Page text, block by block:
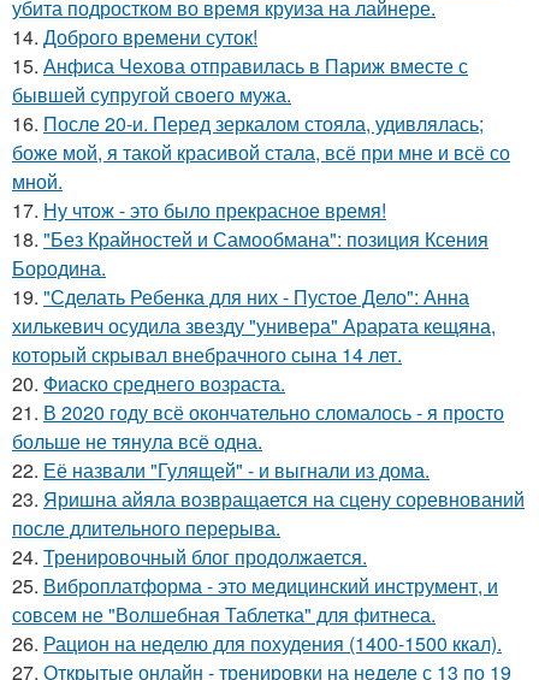
убита подростком во время круиза на лайнере.
14. Доброго времени суток!
15. Анфиса Чехова отправилась в Париж вместе с
бывшей супругой своего мужа.
16. После 20-и. Перед зеркалом стояла, удивлялась;
боже мой, я такой красивой стала, всё при мне и всё со
мной.
17. Ну чтож - это было прекрасное время!
18. "Без Крайностей и Самообмана": позиция Ксения
Бородина.
19. "Сделать Ребенка для них - Пустое Дело": Анна
хилькевич осудила звезду "универа" Арарата кещяна,
который скрывал внебрачного сына 14 лет.
20. Фиаско среднего возраста.
21. В 2020 году всё окончательно сломалось - я просто
больше не тянула всё одна.
22. Её назвали "Гулящей" - и выгнали из дома.
23. Яришна айяла возвращается на сцену соревнований
после длительного перерыва.
24. Тренировочный блог продолжается.
25. Виброплатформа - это медицинский инструмент, и
совсем не "Волшебная Таблетка" для фитнеса.
26. Рацион на неделю для похудения (1400-1500 ккал).
27. Открытые онлайн - тренировки на неделе с 13 по 19